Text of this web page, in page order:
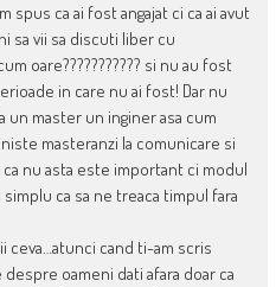
spus ca ai fost angajat ci ca ai avut
sa vii sa discuti liber cu
oare??????????? si nu au fost
in care nu ai fost! Dar nu
master un inginer asa cum
masteranzi la comunicare si
nu asta este important ci modul
ca sa ne treaca timpul fara
ceva…atunci cand ti-am scris
oameni dati afara doar ca